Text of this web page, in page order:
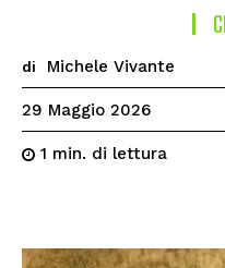
di Michele Vivante
29 Maggio 2026
1 min. di lettura